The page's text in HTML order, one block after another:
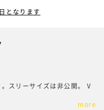
となります
スリーサイズは非公開。 V
more